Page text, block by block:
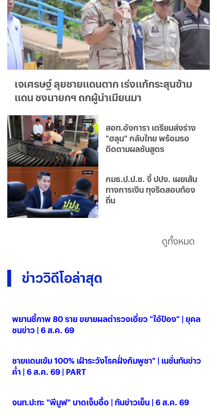
เจเศรษฐ์ ลุยชายแดนตาก เร่งแก้กระสุนข้าม
แดน ชงนายกฯ ถกผู้นำเมียนมา
สอท.อังการา เตรียมส่งร่าง
"ฮลุน" กลับไทย พร้อมรอ
ติดตามผลชันสูตร
กมธ.ป.ป.ช. จี้ ปปง. เผยเส้น
ทางการเงิน ทุจริตสอบท้อง
ถิ่น
ดูทั้งหมด
ข่าววิดีโอล่าสุด
พยานชี้ภาพ 80 ราย ขยายผลตำรวจเอี่ยว "ไอ้ป๋อง" | ยุคล
ชนข่าว | 6 ส.ค. 69
ชายแดนเข้ม 100% เฝ้าระวังโรคฝั่งกัมพูชา" | เนชั่นทันข่าว
ค่ำ | 6 ส.ค. 69 | PART
จนท.ปะทะ "พีมูฟ" บาดเจ็บอื้อ | ทันข่าวเย็น | 6 ส.ค. 69